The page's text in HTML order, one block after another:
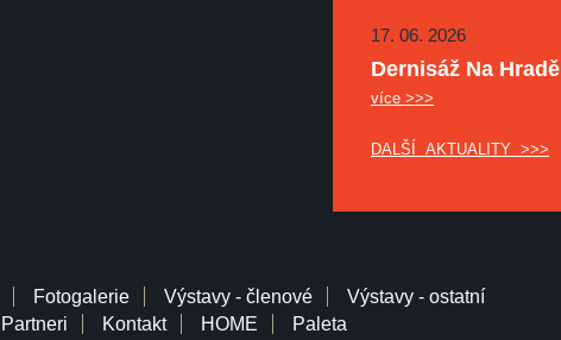
17. 06. 2026
Dernisáž Na Hradě
více >>>
DALŠÍ AKTUALITY >>>
Fotogalerie Výstavy - členové
Výstavy - ostatní
Partneri Kontakt HOME Paleta